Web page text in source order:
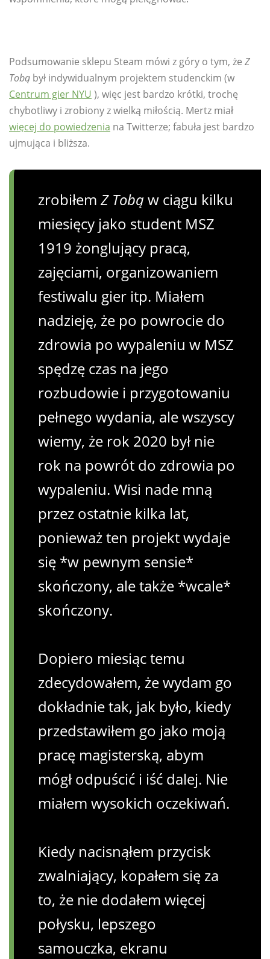
Podsumowanie sklepu Steam mówi z góry o tym, że Z
Tobą był indywidualnym projektem studenckim (w
Centrum gier NYU ), więc jest bardzo krótki, trochę
chybotliwy i zrobiony z wielką miłością. Mertz miał
więcej do powiedzenia na Twitterze; fabuła jest bardzo
ujmująca i bliższa.
zrobiłem Z Tobą w ciągu kilku
miesięcy jako student MSZ
1919 żonglujący pracą,
zajęciami, organizowaniem
festiwalu gier itp. Miałem
nadzieję, że po powrocie do
zdrowia po wypaleniu w MSZ
spędzę czas na jego
rozbudowie i przygotowaniu
pełnego wydania, ale wszyscy
wiemy, że rok 2020 był nie
rok na powrót do zdrowia po
wypaleniu. Wisi nade mną
przez ostatnie kilka lat,
ponieważ ten projekt wydaje
się *w pewnym sensie*
skończony, ale także *wcale*
skończony.
Dopiero miesiąc temu
zdecydowałem, że wydam go
dokładnie tak, jak było, kiedy
przedstawiłem go jako moją
pracę magisterską, abym
mógł odpuścić i iść dalej. Nie
miałem wysokich oczekiwań.
Kiedy nacisnąłem przycisk
zwalniający, kopałem się za
to, że nie dodałem więcej
połysku, lepszego
samouczka, ekranu